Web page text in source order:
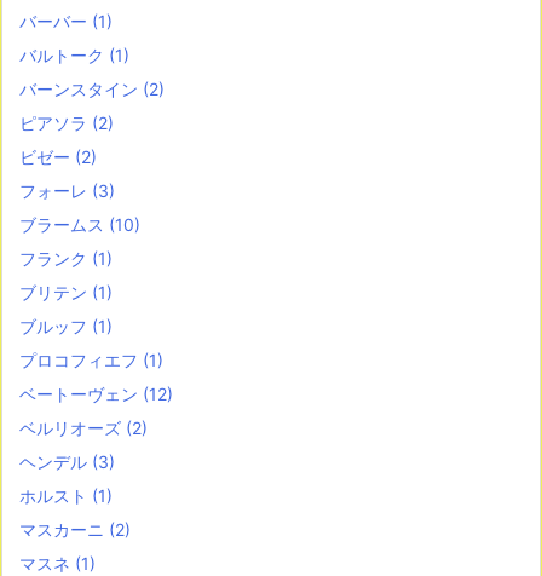
バーバー (1)
バルトーク (1)
バーンスタイン (2)
ピアソラ (2)
ビゼー (2)
フォーレ (3)
ブラームス (10)
フランク (1)
ブリテン (1)
ブルッフ (1)
プロコフィエフ (1)
ベートーヴェン (12)
ベルリオーズ (2)
ヘンデル (3)
ホルスト (1)
マスカーニ (2)
マスネ (1)